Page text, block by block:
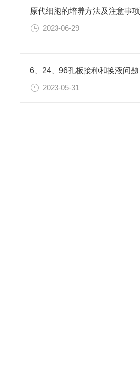
原代细胞的培养方法及注意事项
2023-06-29
6、24、96孔板接种和换液问题
2023-05-31